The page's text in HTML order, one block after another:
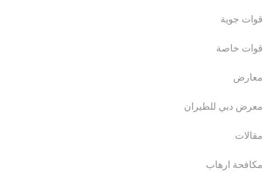
قوات جوية
قوات خاصة
معارض
معرض دبي للطيران
مقالات
مكافحة ارهاب